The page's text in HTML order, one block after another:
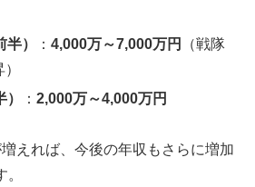
）
：4,000万～7,000万円
（戦隊
：2,000万～4,000万円
えれば、今後の年収もさらに増加